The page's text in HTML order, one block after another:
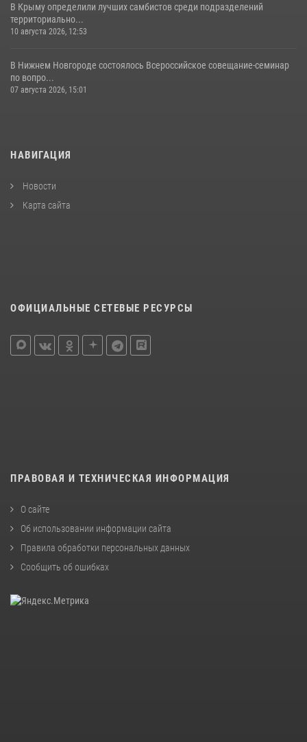
В Крыму определили лучших самбистов среди подразделений
территориально...
10 августа 2026, 12:53
В Нижнем Новгороде состоялось Всероссийское совещание-семинар
по вопро...
07 августа 2026, 15:01
НАВИГАЦИЯ
Новости
Карта сайта
ОФИЦИАЛЬНЫЕ СЕТЕВЫЕ РЕСУРСЫ
ПРАВОВАЯ И ТЕХНИЧЕСКАЯ ИНФОРМАЦИЯ
О сайте
Об использовании информации сайта
Правила обработки персональных данных
Сообщить об ошибках